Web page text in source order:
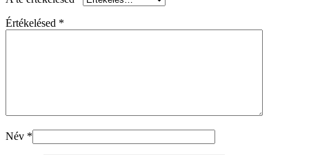
Értékelésed *
Név *